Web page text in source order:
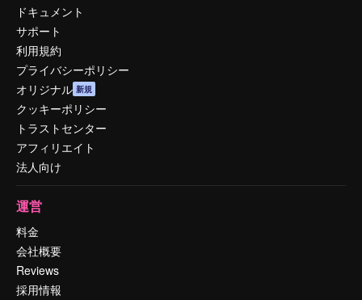
ドキュメント
サポート
利用規約
プライバシーポリシー
オリジナル 新規
クッキーポリシー
トラストセンター
アフィリエイト
法人向け
運営
料金
会社概要
Reviews
採用情報